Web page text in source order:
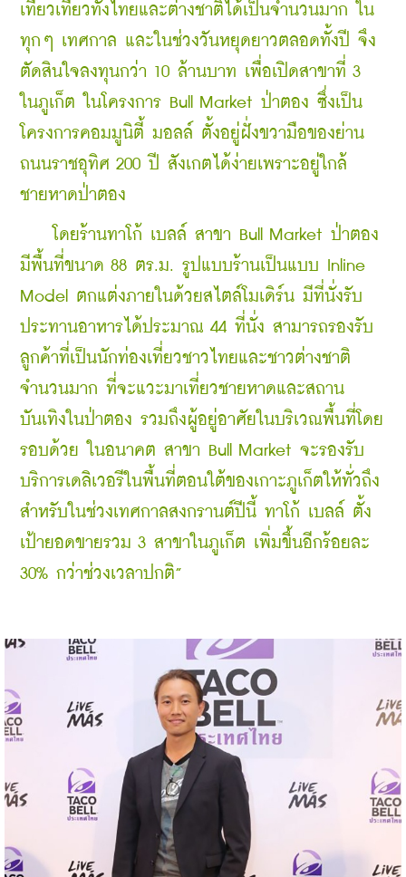
เที่ยวเที่ยวทั้งไทยและต่างชาติได้เป็นจำนวนมาก ใน
ทุกๆ เทศกาล และในช่วงวันหยุดยาวตลอดทั้งปี จึง
ตัดสินใจลงทุนกว่า 10 ล้านบาท เพื่อเปิดสาขาที่ 3
ในภูเก็ต ในโครงการ Bull Market ป่าตอง ซึ่งเป็น
โครงการคอมมูนิตี้ มอลล์ ตั้งอยู่ฝั่งขวามือของย่าน
ถนนราชอุทิศ 200 ปี สังเกตได้ง่ายเพราะอยู่ใกล้
ชายหาดป่าตอง
โดยร้านทาโก้ เบลล์ สาขา Bull Market ป่าตอง
มีพื้นที่ขนาด 88 ตร.ม. รูปแบบร้านเป็นแบบ Inline
Model ตกแต่งภายในด้วยสไตล์โมเดิร์น มีที่นั่งรับ
ประทานอาหารได้ประมาณ 44 ที่นั่ง สามารถรองรับ
ลูกค้าที่เป็นนักท่องเที่ยวชาวไทยและชาวต่างชาติ
จำนวนมาก ที่จะแวะมาเที่ยวชายหาดและสถาน
บันเทิงในป่าตอง รวมถึงผู้อยู่อาศัยในบริเวณพื้นที่โดย
รอบด้วย ในอนาคต สาขา Bull Market จะรองรับ
บริการเดลิเวอรีในพื้นที่ตอนใต้ของเกาะภูเก็ตให้ทั่วถึง
สำหรับในช่วงเทศกาลสงกรานต์ปีนี้ ทาโก้ เบลล์ ตั้ง
เป้ายอดขายรวม 3 สาขาในภูเก็ต เพิ่มขึ้นอีกร้อยละ
30% กว่าช่วงเวลาปกติ”